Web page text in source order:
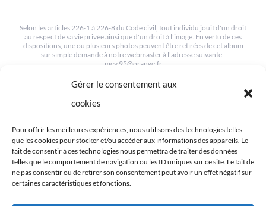
Gérer le consentement aux
cookies
Pour offrir les meilleures expériences, nous utilisons des technologies telles
que les cookies pour stocker et/ou accéder aux informations des appareils. Le
fait de consentir à ces technologies nous permettra de traiter des données
telles que le comportement de navigation ou les ID uniques sur ce site. Le fait de
ne pas consentir ou de retirer son consentement peut avoir un effet négatif sur
certaines caractéristiques et fonctions.
Selon les articles 226-1 à 226-8 du Code civil, tout individu jouit d'un droit
au respect de sa vie privée ainsi que d'un droit à l'image. En vertu de ces
dispositions, une ou plusieurs photos peuvent être retirées de cet album
sur simple demande à notre webmaster à l'adresse suivante :
mev.95@orange.fr
© COPYRIGHT 2012-2022 | TOUS LES DROITS SONT RESERVÉS
| CRÉÉ PAR MEV95
RETROUVEZ-NOUS SUR LES RÉSEAUX
We use cookies on our website to give you the most relevant